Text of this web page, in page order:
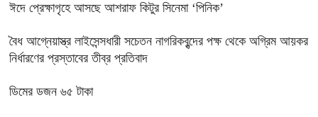
ঈদে প্রেক্ষাগৃহে আসছে আশরাফ কিটুর সিনেমা ‘পিনিক’
বৈধ আগ্নেয়াস্ত্র লাইসেন্সধারী সচেতন নাগরিকবৃন্দের পক্ষ থেকে অগ্রিম আয়কর
নির্ধারণের প্রস্তাবের তীব্র প্রতিবাদ
ডিমের ডজন ৬৫ টাকা